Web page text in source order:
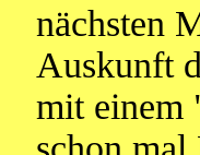
nächsten
Auskunft
mit einem